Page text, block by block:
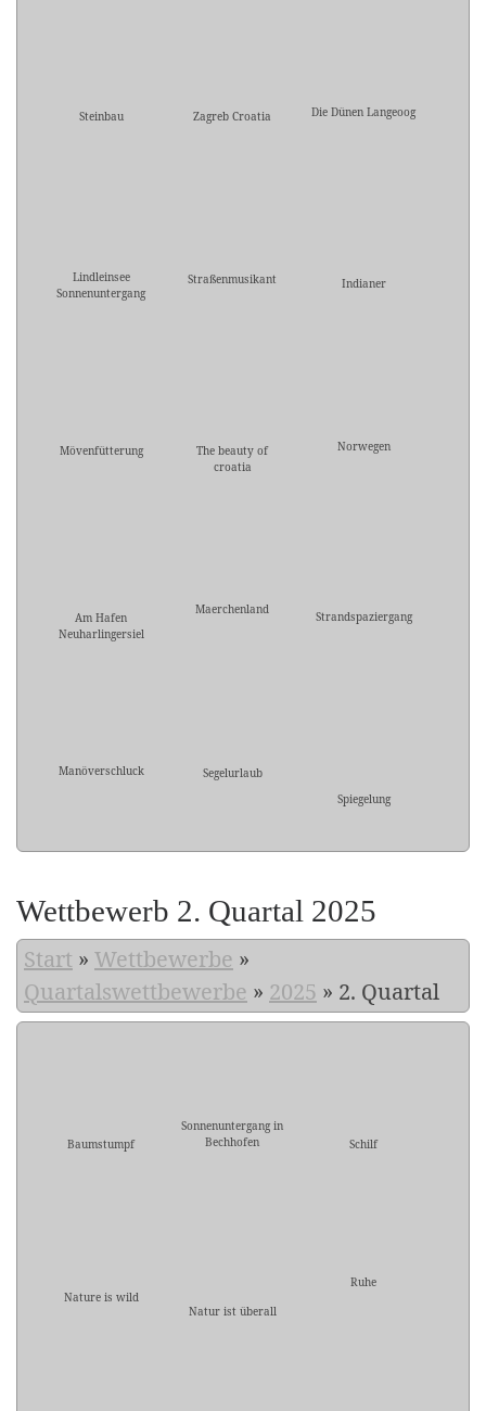
Steinbau Zagreb Croatia Die Dünen Langeoog
Lindleinsee
Sonnenuntergang
Straßenmusikant Indianer
Mövenfütterung
The beauty of
croatia
Norwegen
Am Hafen
Neuharlingersiel
Maerchenland Strandspaziergang
Manöverschluck
Segelurlaub
Spiegelung
Wettbewerb 2. Quartal 2025
Start » Wettbewerbe »
Quartalswettbewerbe » 2025 » 2. Quartal
Baumstumpf
Sonnenuntergang in
Bechhofen
Schilf
Nature is wild
Natur ist überall
Ruhe